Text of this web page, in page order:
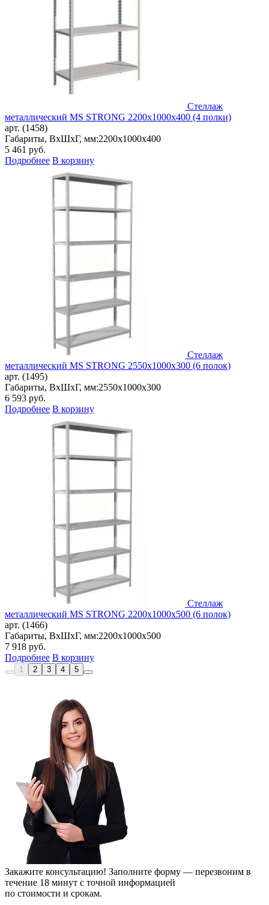
Стеллаж
металлический MS STRONG 2200x1000x400 (4 полки)
арт. (1458)
Габариты, ВxШxГ, мм:2200x1000x400
5 461 руб.
Подробнее В корзину
Стеллаж
металлический MS STRONG 2550x1000x300 (6 полок)
арт. (1495)
Габариты, ВxШxГ, мм:2550x1000x300
6 593 руб.
Подробнее В корзину
Стеллаж
металлический MS STRONG 2200x1000x500 (6 полок)
арт. (1466)
Габариты, ВxШxГ, мм:2200x1000x500
7 918 руб.
Подробнее В корзину
1 2 3 4 5
Закажите консультацию! Заполните форму — перезвоним в
течение 18 минут с точной информацией
по стоимости и срокам.